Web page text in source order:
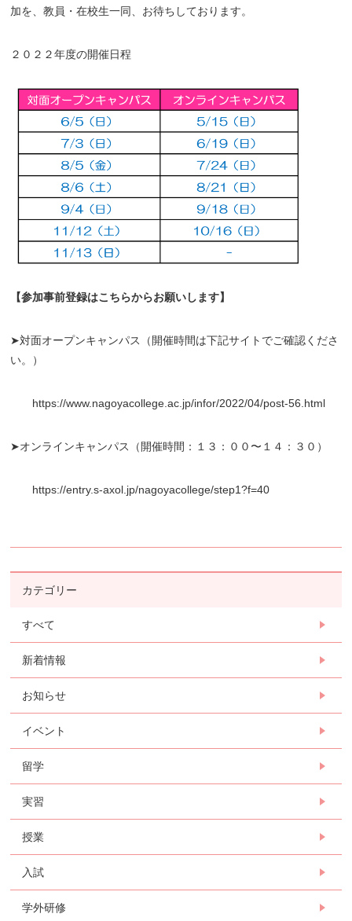
加を、教員・在校生一同、お待ちしております。
２０２２年度の開催日程
【参加事前登録はこちらからお願いします】
➤対面オープンキャンパス（開催時間は下記サイトでご確認くださ
い。）
https://www.nagoyacollege.ac.jp/infor/2022/04/post-56.html
➤オンラインキャンパス（開催時間：１３：００〜１４：３０）
https://entry.s-axol.jp/nagoyacollege/step1?f=40
カテゴリー
すべて
新着情報
お知らせ
イベント
留学
実習
授業
入試
学外研修